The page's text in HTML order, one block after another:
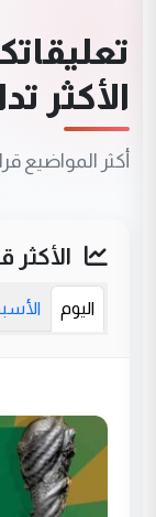
الأكثر
أكثر المواضيع
الأكثر
اليوم